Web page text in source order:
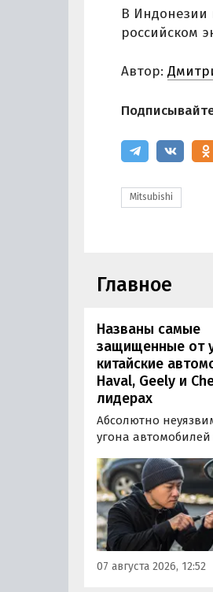
В Индонезии
российском
Автор:
Mitsubishi
Главное
Названы самые
защищенные от
китайские
Haval, Geely и
лидерах
Абсолютно
угона
могут доставить
злоумышленникам
всего сложностей.
машин таковыми
являются модели Li
сообщил в эфире
учредитель
07 августа 2026, 12:52